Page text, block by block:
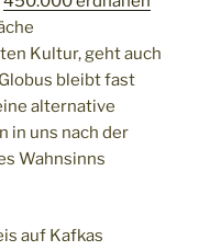
Kultur, geht auch
bleibt fast
alternative
in uns nach der
Wahnsinns
auf Kafkas